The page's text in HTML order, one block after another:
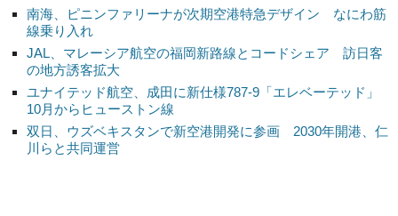
南海、ピニンファリーナが次期空港特急デザイン なにわ筋
線乗り入れ
JAL、マレーシア航空の福岡新路線とコードシェア 訪日客
の地方誘客拡大
ユナイテッド航空、成田に新仕様787-9「エレベーテッド」
10月からヒューストン線
双日、ウズベキスタンで新空港開発に参画 2030年開港、仁
川らと共同運営